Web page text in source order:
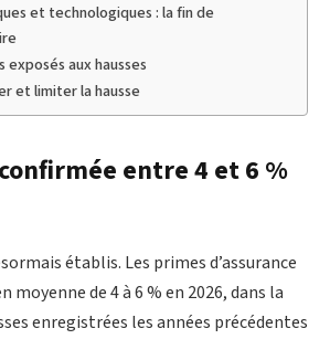
et technologiques : la fin de
exposés aux hausses
et limiter la hausse
entre 4 et 6 %
établis. Les primes d’assurance
de 4 à 6 % en 2026, dans la
enregistrées les années précédentes